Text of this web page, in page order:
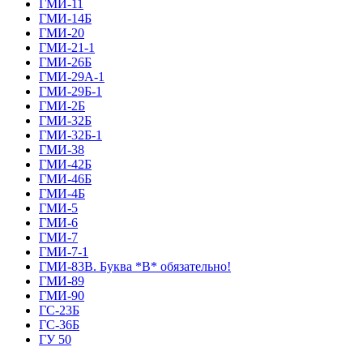
ГМИ-11
ГМИ-14Б
ГМИ-20
ГМИ-21-1
ГМИ-26Б
ГМИ-29А-1
ГМИ-29Б-1
ГМИ-2Б
ГМИ-32Б
ГМИ-32Б-1
ГМИ-38
ГМИ-42Б
ГМИ-46Б
ГМИ-4Б
ГМИ-5
ГМИ-6
ГМИ-7
ГМИ-7-1
ГМИ-83В. Буква *В* обязательно!
ГМИ-89
ГМИ-90
ГС-23Б
ГС-36Б
ГУ 50